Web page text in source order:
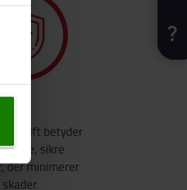
drift betyder
sikre
der minimerer